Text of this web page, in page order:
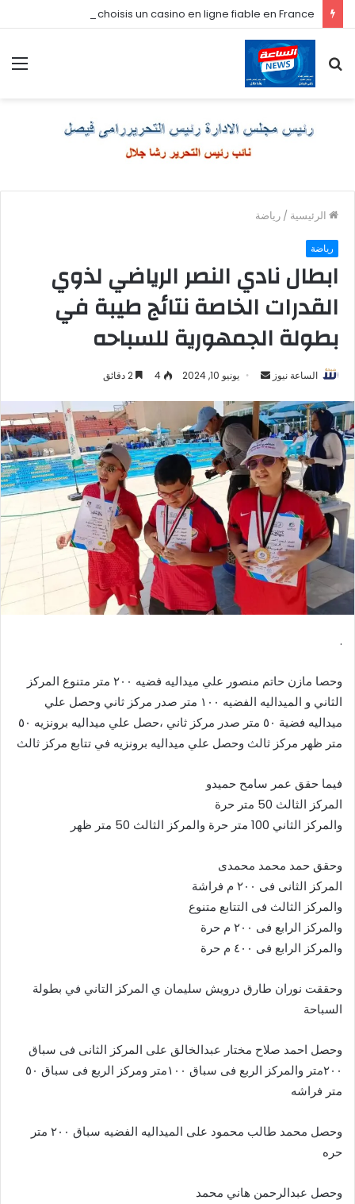
Comment je choisis un casino en ligne fiable en France
عن
الرئيسية / رياضة
رياضة
ابطال نادي النصر الرياضي لذوي
القدرات الخاصة نتائج طيبة في
بطولة الجمهورية للسباحه
الساعة نيوز
أرسل
إلكترونيا
يونيو 10, 2024 4
.
وحصا مازن حاتم منصور علي ميداليه فضيه ٢٠٠ متر متنوع المركز
الثاني و الميداليه الفضيه ١٠٠ متر صدر مركز ثاني وحصل علي
ميداليه فضية ٥٠ متر صدر مركز ثاني ،حصل علي ميداليه برونزيه ٥٠
متر ظهر مركز ثالث وحصل علي ميداليه برونزيه في تتابع مركز ثالث
فيما حقق عمر سامح حميدو
المركز الثالث 50 متر حرة
والمركز الثاني 100 متر حرة والمركز الثالث 50 متر ظهر
وحقق حمد محمد محمدى
المركز الثانى فى ٢٠٠ م فراشة
والمركز الثالث فى التتابع متنوع
والمركز الرابع فى ٢٠٠ م حرة
والمركز الرابع فى ٤٠٠ م حرة
وحققت نوران طارق درويش سليمان ي المركز التاني في بطولة
السباحة
وحصل احمد صلاح مختار عبدالخالق على المركز الثانى فى سباق
٢٠٠متر والمركز الربع فى سباق ١٠٠متر ومركز الربع فى سباق ٥٠
متر فراشه
وحصل محمد طالب محمود على الميداليه الفضيه سباق ٢٠٠ متر
حره
وحصل عبدالرحمن هاني محمد